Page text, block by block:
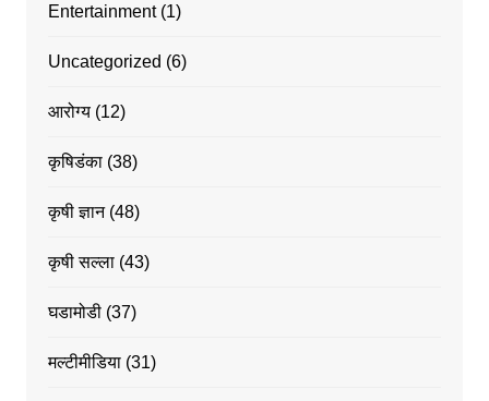
Entertainment(1)
Uncategorized (6)
आरोग्य(12)
कृषिडंका(38)
कृषी ज्ञान(48)
कृषी सल्ला(43)
घडामोडी(37)
मल्टीमीडिया(31)